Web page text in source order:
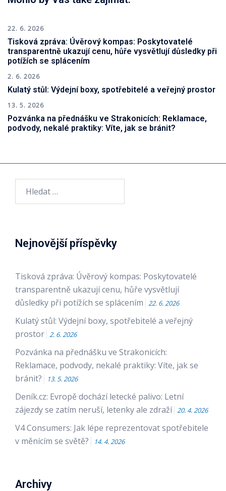
22. 6. 2026
Tisková zpráva: Úvěrový kompas: Poskytovatelé
transparentně ukazují cenu, hůře vysvětlují důsledky při
potížích se splácením
2. 6. 2026
Kulatý stůl: Výdejní boxy, spotřebitelé a veřejný prostor
13. 5. 2026
Pozvánka na přednášku ve Strakonicích: Reklamace,
podvody, nekalé praktiky: Víte, jak se bránit?
Nejnovější příspěvky
Tisková zpráva: Úvěrový kompas: Poskytovatelé
transparentně ukazují cenu, hůře vysvětlují
důsledky při potížích se splácením
22. 6. 2026
Kulatý stůl: Výdejní boxy, spotřebitelé a veřejný
prostor 2. 6. 2026
Pozvánka na přednášku ve Strakonicích:
Reklamace, podvody, nekalé praktiky: Víte, jak se
bránit?
13. 5. 2026
Deník.cz: Evropě dochází letecké palivo: Letní
zájezdy se zatím neruší, letenky ale zdraží 20. 4. 2026
V4 Consumers: Jak lépe reprezentovat spotřebitele
v měnícím se světě?
14. 4. 2026
Archivy